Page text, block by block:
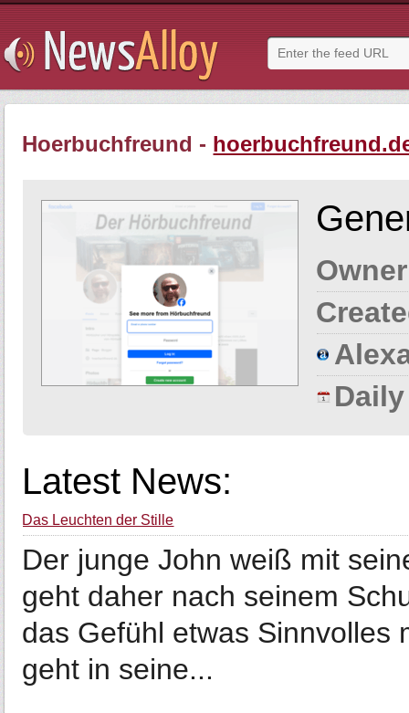
Hoerbuchfreund -
Latest News:
Das Leuchten der Stille
Der junge John weiß mit
geht daher nach seinem
das Gefühl etwas Sinnvolles
geht in seine...